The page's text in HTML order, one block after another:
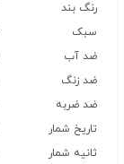
رنگ بند
سبک
ضد آب
ضد زنگ
ضد ضربه
تاریخ شمار
ثانیه شمار